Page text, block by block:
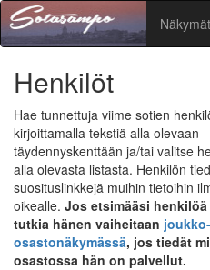
Näkymät
Henkilöt
Hae tunnettuja viime sotien
kirjoittamalla tekstiä alla olevaan
täydennyskenttään ja/tai valitse
alla olevasta listasta. Henkilön
suosituslinkkejä muihin tietoihin
oikealle. Jos etsimääsi
tutkia hänen vaiheitaan joukko-
osastonäkymässä, jos tiedät
osastossa hän on palvellut.